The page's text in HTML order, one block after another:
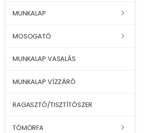
MUNKALAP
MOSOGATÓ
MUNKALAP VASALÁS
MUNKALAP VÍZZÁRÓ
RAGASZTÓ/TISZTÍTÓSZER
TÖMÖRFA